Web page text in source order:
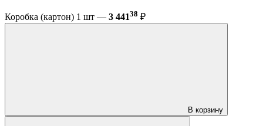
Коробка (картон) 1 шт — 3 44138 ₽
В корзину